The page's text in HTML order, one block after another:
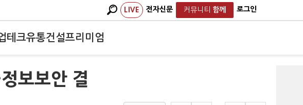
LIVE 전자신문 커뮤니티 함께 로그인
테크유통건설프리미엄
보보안 결